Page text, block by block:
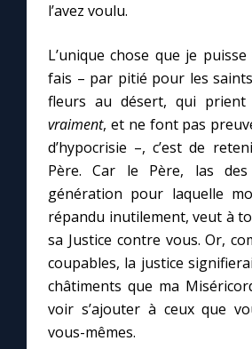
l’avez voulu.
L’unique chose que je
fais – par pitié pour les
fleurs au désert, qui prient
vraiment, et ne font pas
d’hypocrisie –, c’est de
Père. Car le Père, las des
génération pour laquelle
répandu inutilement, veut à
sa Justice contre vous. Or,
coupables, la justice
châtiments que ma
voir s’ajouter à ceux que
vous-mêmes.